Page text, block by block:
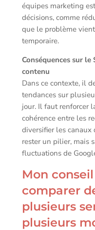
équipes marketing
décisions, comme
que le problème
temporaire.
Conséquences sur
contenu
Dans ce contexte, il
tendances sur
jour. Il faut renforcer
cohérence entre les
diversifier les canaux
rester un pilier, mais
fluctuations de
Mon
comparer
plusieurs
plusieurs